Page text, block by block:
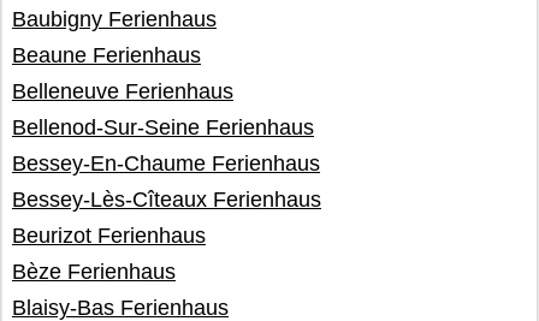
Baubigny Ferienhaus
Beaune Ferienhaus
Belleneuve Ferienhaus
Bellenod-Sur-Seine Ferienhaus
Bessey-En-Chaume Ferienhaus
Bessey-Lès-Cîteaux Ferienhaus
Beurizot Ferienhaus
Bèze Ferienhaus
Blaisy-Bas Ferienhaus